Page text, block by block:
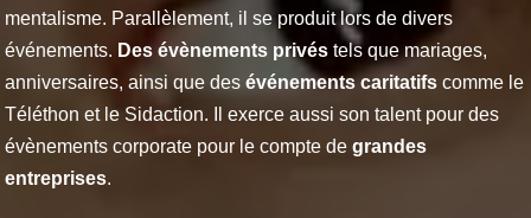
mentalisme. Parallèlement, il se produit lors de divers
événements. Des évènements privés tels que mariages,
anniversaires, ainsi que desévénements caritatifs comme le
Téléthon et le Sidaction. Il exerce aussi son talent pour des
évènements corporate pour le compte degrandes
entreprises.